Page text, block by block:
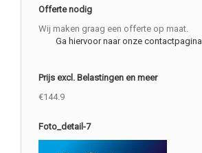
Offerte nodig
Wij maken graag een offerte op maat.
Ga hiervoor naar onze contactpagina.
Prijs excl. Belastingen en meer
€144.9
Foto_detail-7